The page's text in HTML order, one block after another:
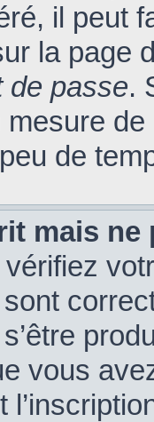
il peut
la page
de passe.
de
mais ne
sont
vous